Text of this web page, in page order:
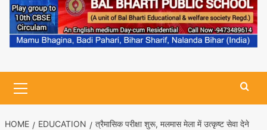
Menu
HOME EDUCATION
त्रैमासिक परीक्षा शुरू, मलमास मेला में उत्कृष्ट सेवा देने